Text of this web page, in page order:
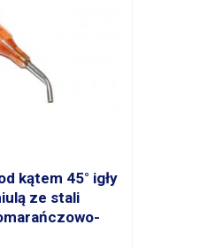
kątem 45° igły
ze stali